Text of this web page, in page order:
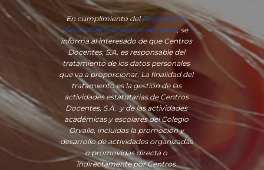
En cumplimiento delReglamento
General de Protección de Datos, se
informa al interesado de que Centros
Docentes, S.A. es responsable del
tratamiento de los datos personales
que va a proporcionar. La finalidad del
tratamiento es la gestión de las
actividades estatutarias de Centros
Docentes, S.A. y de las actividades
académicas y escolares del Colegio
Orvalle, incluidas la promoción y
desarrollo de actividades organizadas
o promovidas directa o
indirectamente por Centros